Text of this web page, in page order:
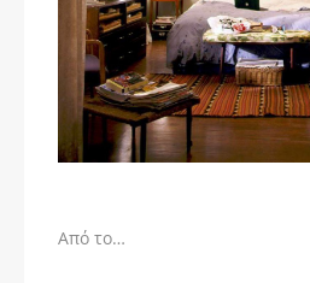
Από το…